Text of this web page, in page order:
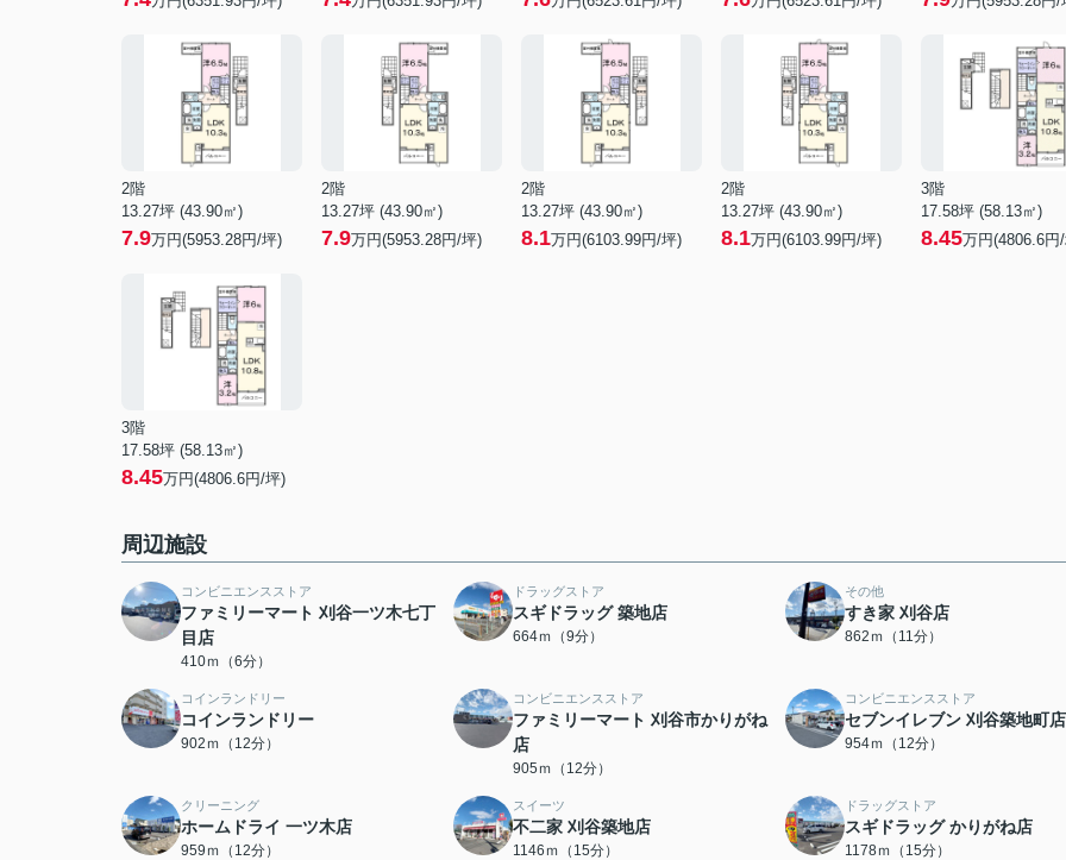
2階
13.27坪 (43.90㎡)
7.9万円(5953.28円/坪)
2階
13.27坪 (43.90㎡)
7.9万円(5953.28円/坪)
2階
13.27坪 (43.90㎡)
8.1万円(6103.99円/坪)
2階
13.27坪 (43.90㎡)
8.1万円(6103.99円/坪)
3階
17.58坪 (58.13㎡)
8.45万円(4806.6円
3階
17.58坪 (58.13㎡)
8.45万円(4806.6円/坪)
周辺施設
コンビニエンスストア
ファミリーマート 刈谷一ツ木七丁
目店
410ｍ（6分）
ドラッグストア
スギドラッグ 築地店
664ｍ（9分）
その他
すき家 刈谷店
862ｍ（11分）
コインランドリー
コインランドリー
902ｍ（12分）
コンビニエンスストア
ファミリーマート 刈谷市かりがね
店
905ｍ（12分）
コンビニエンスストア
セブンイレブン 刈谷築地町店
954ｍ（12分）
クリーニング
ホームドライ 一ツ木店
959ｍ（12分）
スイーツ
不二家 刈谷築地店
1146ｍ（15分）
ドラッグストア
スギドラッグ かりがね店
1178ｍ（15分）